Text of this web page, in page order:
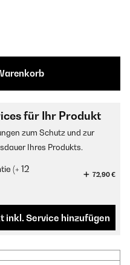
für Ihr Produkt
zum Schutz und zur
Ihres Produkts.
(+ 12
72,90 €
inkl. Service hinzufügen